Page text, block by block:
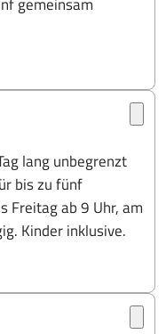
lang unbegrenzt
bis zu fünf
Freitag ab 9 Uhr, am
Kinder inklusive.